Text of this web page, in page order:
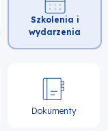
Szkolenia i
wydarzenia
Dokumenty